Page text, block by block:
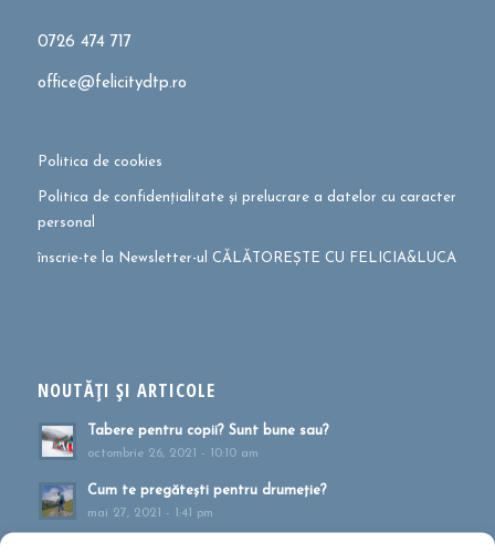
0726 474 717
office@felicitydtp.ro
Politica de cookies
Politica de confidențialitate și prelucrare a datelor cu caracter
personal
înscrie-te la Newsletter-ul CĂLĂTOREȘTE CU FELICIA&LUCA
NOUTĂȚI ȘI ARTICOLE
Tabere pentru copii? Sunt bune sau?
octombrie 26, 2021 - 10:10 am
Cum te pregătești pentru drumeție?
mai 27, 2021 - 1:41 pm